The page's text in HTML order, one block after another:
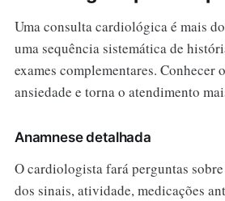
Uma consulta cardiológica é mais
uma sequência sistemática de
exames complementares. Conhecer
ansiedade e torna o atendimento
Anamnese detalhada
O cardiologista fará perguntas
dos sinais, atividade, medicações